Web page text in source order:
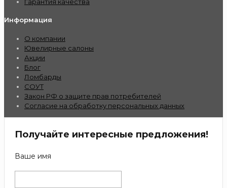
Информация
О компании
Ювелирные салоны
Акции
Блог
Ломбарды
СОУТ
Закон РФ о защите прав потребителей
Согласие на обработку персональных данных
Получайте интересные предложения!
Ваше имя